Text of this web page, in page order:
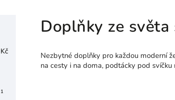
Kč
1
Doplňky ze
Nezbytné doplňky pro každou moderní
na cesty i na doma, podtácky pod